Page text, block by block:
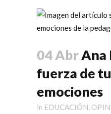
04 AbrAna
fuerza de
emociones
in EDUCACIÓN,